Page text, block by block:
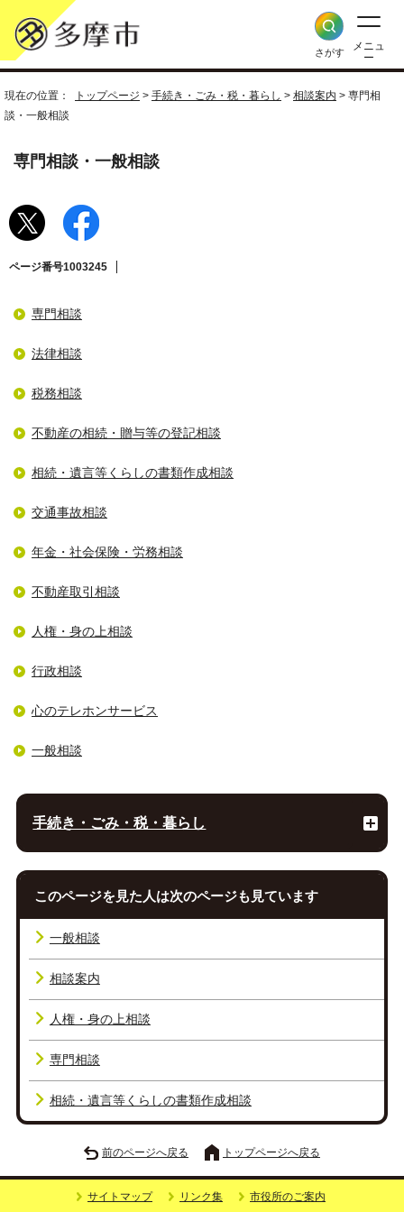
さがす
メニュ
ー
現在の位置： トップページ > 手続き・ごみ・税・暮らし > 相談案内 > 専門相
談・一般相談
専門相談・一般相談
ページ番号1003245
専門相談
法律相談
税務相談
不動産の相続・贈与等の登記相談
相続・遺言等くらしの書類作成相談
交通事故相談
年金・社会保険・労務相談
不動産取引相談
人権・身の上相談
行政相談
心のテレホンサービス
一般相談
手続き・ごみ・税・暮らし
このページを見た人は次のページも見ています
一般相談
相談案内
人権・身の上相談
専門相談
相続・遺言等くらしの書類作成相談
前のページへ戻る トップページへ戻る
サイトマップ リンク集 市役所のご案内